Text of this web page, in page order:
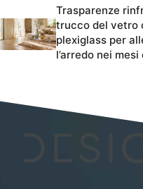
Trasparenze
trucco del vetro
plexiglass per
l’arredo nei mesi